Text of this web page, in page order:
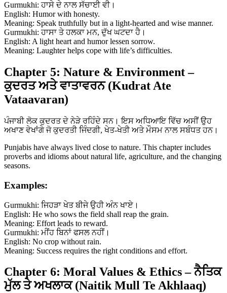
Gurmukhi: ਹਾਸੇ ਦੇ ਨਾਲ ਸੱਚਾਈ ਵੀ।
English: Humor with honesty.
Meaning: Speak truthfully but in a light-hearted and wise manner.
Gurmukhi: ਹਾਸਾ ਤੇ ਹਲਕਾ ਮਨ, ਦੁੱਖ ਘਟਦਾ ਹੈ।
English: A light heart and humor lessen sorrow.
Meaning: Laughter helps cope with life’s difficulties.
Chapter 5: Nature & Environment –
ਕੁਦਰਤ ਅਤੇ ਵਾਤਾਵਰਨ (Kudrat Ate
Vataavaran)
ਪੰਜਾਬੀ ਲੋਕ ਕੁਦਰਤ ਦੇ ਨੇੜੇ ਰਹਿੰਦੇ ਸਨ। ਇਸ ਅਧਿਆਇ ਵਿੱਚ ਅਸੀਂ ਉਹ
ਅਖਾਣ ਵੇਖਾਂਗੇ ਜੋ ਕੁਦਰਤੀ ਜਿੰਦਗੀ, ਖੇਤ-ਖੇਤੀ ਅਤੇ ਮੌਸਮ ਨਾਲ ਸਬੰਧਤ ਹਨ।
Punjabis have always lived close to nature. This chapter includes
proverbs and idioms about natural life, agriculture, and the changing
seasons.
Examples:
Gurmukhi: ਜਿਹੜਾ ਖੇਤ ਬੀਜੇ ਉਹੀ ਅੰਨ ਖਾਏ।
English: He who sows the field shall reap the grain.
Meaning: Effort leads to reward.
Gurmukhi: ਮੀਂਹ ਬਿਨਾਂ ਫਸਲ ਨਹੀਂ।
English: No crop without rain.
Meaning: Success requires the right conditions and effort.
Chapter 6: Moral Values & Ethics – ਨੈਤਿਕ
ਮੁੱਲ ਤੇ ਅਖਲਾਕ (Naitik Mull Te Akhlaaq)